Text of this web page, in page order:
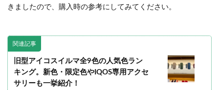
きましたので、購入時の参考にしてみてください。
関連記事
旧型アイコスイルマ全9色の人気色ラン
キング。新色・限定色やIQOS専用アクセ
サリーも一挙紹介！